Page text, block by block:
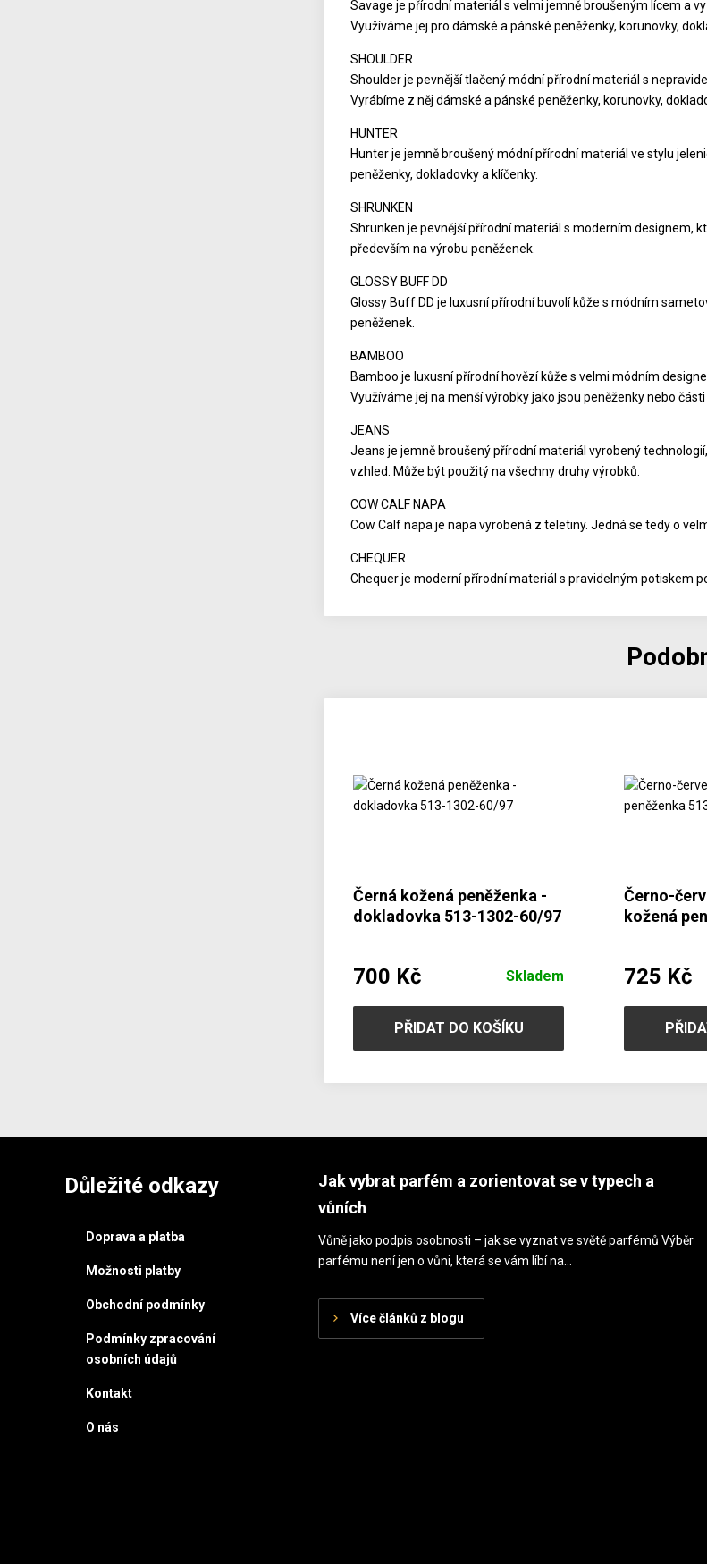
Savage je přírodní materiál s velmi jemně broušeným lícem a
Využíváme jej pro dámské a pánské peněženky, korunovky,
SHOULDER
Shoulder je pevnější tlačený módní přírodní materiál s
Vyrábíme z něj dámské a pánské peněženky, korunovky,
HUNTER
Hunter je jemně broušený módní přírodní materiál ve stylu
peněženky, dokladovky a klíčenky.
SHRUNKEN
Shrunken je pevnější přírodní materiál s moderním designem,
především na výrobu peněženek.
GLOSSY BUFF DD
Glossy Buff DD je luxusní přírodní buvolí kůže s módním
peněženek.
BAMBOO
Bamboo je luxusní přírodní hovězí kůže s velmi módním
Využíváme jej na menší výrobky jako jsou peněženky nebo
JEANS
Jeans je jemně broušený přírodní materiál vyrobený
vzhled. Může být použitý na všechny druhy výrobků.
COW CALF NAPA
Cow Calf napa je napa vyrobená z teletiny. Jedná se tedy o
CHEQUER
Chequer je moderní přírodní materiál s pravidelným potiskem
Černá kožená peněženka -
dokladovka 513-1302-60/97
700 Kč Skladem
PŘIDAT DO KOŠÍKU
Černo-
kožená
725 Kč
Důležité odkazy
Doprava a platba
Možnosti platby
Obchodní podmínky
Podmínky zpracování
osobních údajů
Kontakt
O nás
Jak vybrat parfém a zorientovat se v typech a
vůních
Vůně jako podpis osobnosti – jak se vyznat ve světě parfémů Výběr
parfému není jen o vůni, která se vám líbí na…
Více článků z blogu